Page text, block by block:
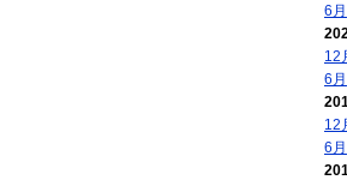
6月
12
6月
12
6月